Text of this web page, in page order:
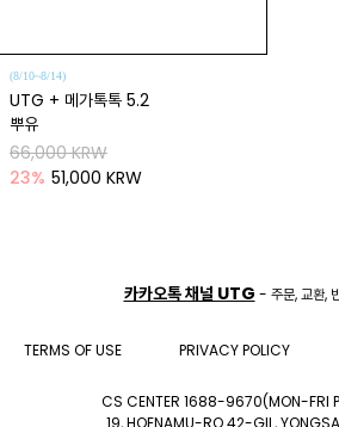
UTG + 메가톡톡 5.2
뿌유
(8/10~8/14)
66,000 KRW
23% 51,000 KRW
카카오톡 채널 UTG - 주문, 교환,
TERMS OF USE PRIVACY POLICY
CS CENTER 1688-9670(MON-FRI
19, HOENAMU-RO 42-GIL,